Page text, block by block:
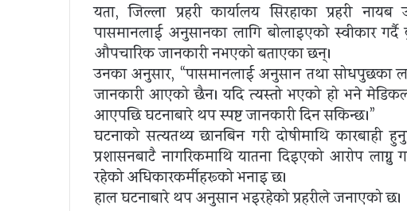
यता, जिल्ला प्रहरी कार्यालय सिरहाका प्रहरी
पासमानलाई अनुसन्धानका लागि बोलाइएको स्वीकार
औपचारिक जानकारी नभएको बताएका छन्।
उनका अनुसार, “पासमानलाई अनुसन्धान तथा सोधपुछका
जानकारी आएको छैन। यदि त्यस्तो भएको हो भने मेडिकल
आएपछि घटनाबारे थप स्पष्ट जानकारी दिन सकिन्छ।”
घटनाको सत्यतथ्य छानबिन गरी दोषीमाथि कारबाही
प्रशासनबाटै नागरिकमाथि यातना दिइएको आरोप
रहेको अधिकारकर्मीहरूको भनाइ छ।
हाल घटनाबारे थप अनुसन्धान भइरहेको प्रहरीले जनाएको छ।